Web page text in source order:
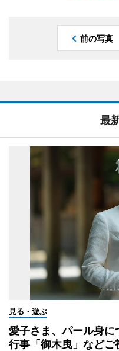
前の写真
最
見る・遊ぶ
愛子さま、パール身
行事「御木曳」などご